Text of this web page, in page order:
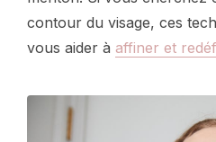
contour du visage, ces
vous aider à affiner et